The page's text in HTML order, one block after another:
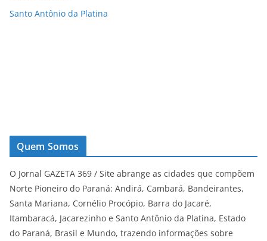
Santo Antônio da Platina
Quem Somos
O Jornal GAZETA 369 / Site abrange as cidades que compõem
Norte Pioneiro do Paraná: Andirá, Cambará, Bandeirantes,
Santa Mariana, Cornélio Procópio, Barra do Jacaré,
Itambaracá, Jacarezinho e Santo Antônio da Platina, Estado
do Paraná, Brasil e Mundo, trazendo informações sobre